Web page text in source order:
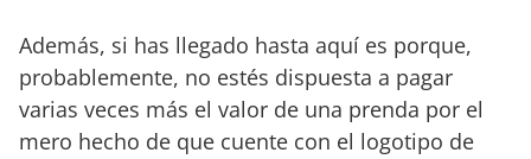
Además, si has llegado hasta aquí es porque,
probablemente, no estés dispuesta a pagar
varias veces más el valor de una prenda por el
mero hecho de que cuente con el logotipo de